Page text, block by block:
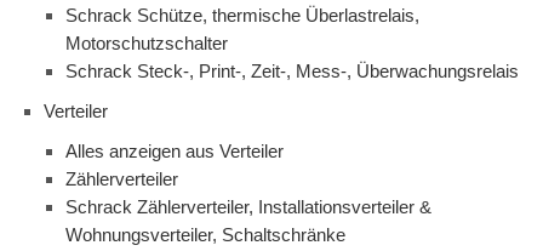
Schrack Schütze, thermische Überlastrelais,
Motorschutzschalter
Schrack Steck-, Print-, Zeit-, Mess-, Überwachungsrelais
Verteiler
Alles anzeigen aus Verteiler
Zählerverteiler
Schrack Zählerverteiler, Installationsverteiler &
Wohnungsverteiler, Schaltschränke